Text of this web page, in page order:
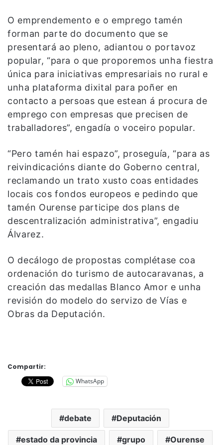
O emprendemento e o emprego tamén
forman parte do documento que se
presentará ao pleno, adiantou o portavoz
popular, “para o que proporemos unha fiestra
única para iniciativas empresariais no rural e
unha plataforma dixital para poñer en
contacto a persoas que estean á procura de
emprego con empresas que precisen de
traballadores”, engadía o voceiro popular.
“Pero tamén hai espazo”, proseguía, “para as
reivindicacións diante do Goberno central,
reclamando un trato xusto coas entidades
locais cos fondos europeos e pedindo que
tamén Ourense participe dos plans de
descentralización administrativa”, engadiu
Álvarez.
O decálogo de propostas complétase coa
ordenación do turismo de autocaravanas, a
creación das medallas Blanco Amor e unha
revisión do modelo do servizo de Vías e
Obras da Deputación.
Compartir:
WhatsApp
debate Deputación
estado da provincia grupo Ourense